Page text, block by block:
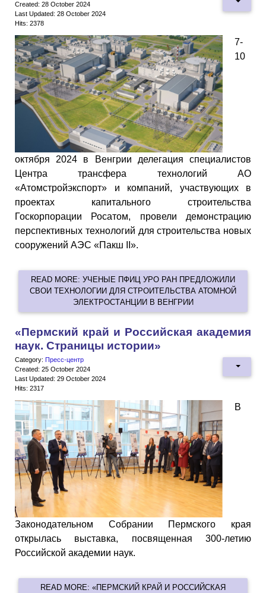
Created: 28 October 2024
Last Updated: 28 October 2024
Hits: 2378
7-
10
октября 2024 в Венгрии делегация специалистов
Центра трансфера технологий АО
«Атомстройэкспорт» и компаний, участвующих в
проектах капитального строительства
Госкорпорации Росатом, провели демонстрацию
перспективных технологий для строительства новых
сооружений АЭС «Пакш II».
READ MORE: УЧЕНЫЕ ПФИЦ УРО РАН ПРЕДЛОЖИЛИ
СВОИ ТЕХНОЛОГИИ ДЛЯ СТРОИТЕЛЬСТВА АТОМНОЙ
ЭЛЕКТРОСТАНЦИИ В ВЕНГРИИ
«Пермский край и Российская академия
наук. Страницы истории»
Category: Пресс-центр
Created: 25 October 2024
Last Updated: 29 October 2024
Hits: 2317
В
Законодательном Собрании Пермского края
открылась выставка, посвященная 300-летию
Российской академии наук.
READ MORE: «ПЕРМСКИЙ КРАЙ И РОССИЙСКАЯ